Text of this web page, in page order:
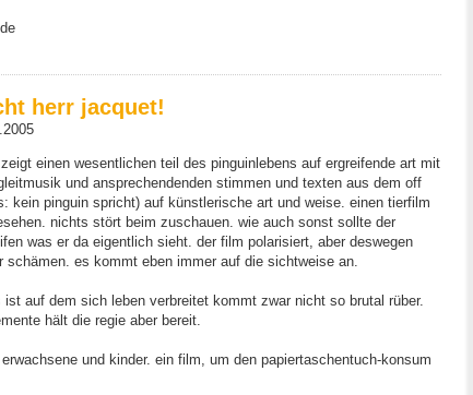
herr jacquet!
einen wesentlichen teil des pinguinlebens auf ergreifende art mit
und ansprechendenden stimmen und texten aus dem off
kein pinguin spricht) auf künstlerische art und weise. einen tierfilm
nichts stört beim zuschauen. wie auch sonst sollte der
was er da eigentlich sieht. der film polarisiert, aber deswegen
schämen. es kommt eben immer auf die sichtweise an.
ist auf dem sich leben verbreitet kommt zwar nicht so brutal rüber.
hält die regie aber bereit.
und kinder. ein film, um den papiertaschentuch-konsum